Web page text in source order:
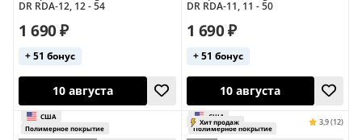
3,8 (5)
Полимерное покрытие
DR RDA-12, 12 - 54
1 690 ₽
+ 51 бонус
DR RDA-11, 11 - 50
1 690 ₽
+ 51 бонус